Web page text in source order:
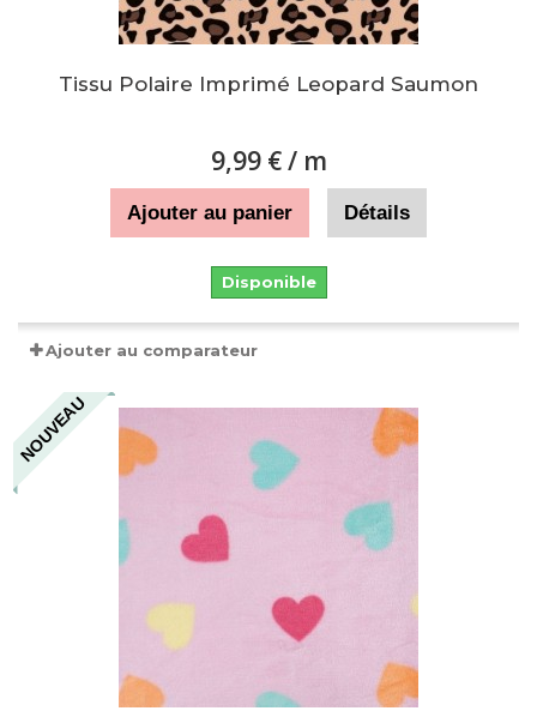
Tissu Polaire Imprimé Leopard Saumon
9,99 €/ m
Ajouter au panier Détails
Disponible
Ajouter au comparateur
NOUVEAU